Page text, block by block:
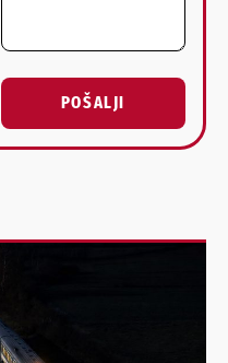
POŠALJI
Alternative: